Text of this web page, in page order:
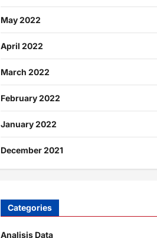
May 2022
April 2022
March 2022
February 2022
January 2022
December 2021
Categories
Analisis Data